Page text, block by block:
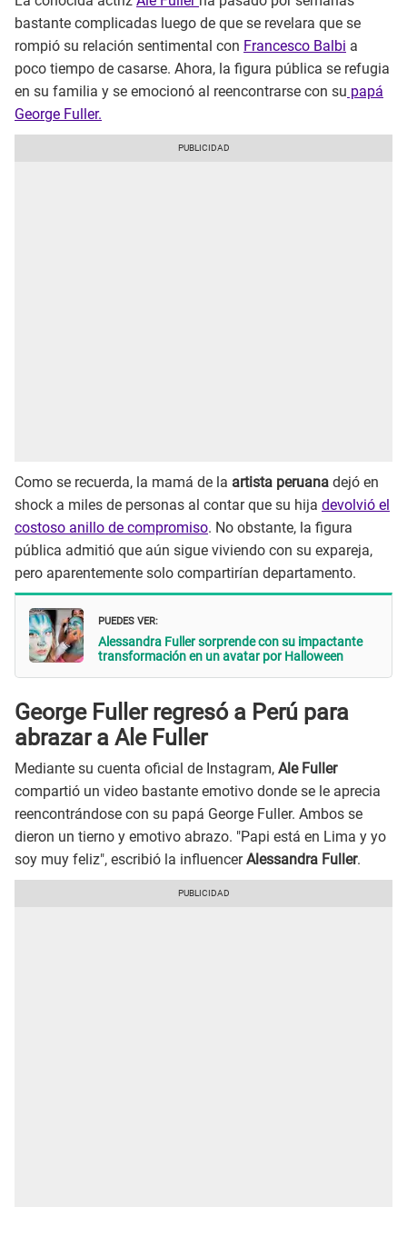
bastante complicadas luego de que se revelara que se
rompió su relación sentimental con Francesco Balbi a
poco tiempo de casarse. Ahora, la figura pública se refugia
en su familia y se emocionó al reencontrarse con su papá
George Fuller.
Como se recuerda, la mamá de la artista peruana dejó en
shock a miles de personas al contar que su hija devolvió el
costoso anillo de compromiso. No obstante, la figura
pública admitió que aún sigue viviendo con su expareja,
pero aparentemente solo compartirían departamento.
PUEDES VER:
Alessandra Fuller sorprende con su impactante
transformación en un avatar por Halloween
George Fuller regresó a Perú para
abrazar a Ale Fuller
Mediante su cuenta oficial de Instagram, Ale Fuller
compartió un video bastante emotivo donde se le aprecia
reencontrándose con su papá George Fuller. Ambos se
dieron un tierno y emotivo abrazo. "Papi está en Lima y yo
soy muy feliz", escribió la influencerAlessandra Fuller.